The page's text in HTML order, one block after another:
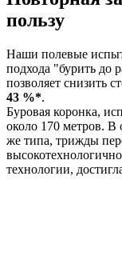
пользу
Наши полевые
подхода "бурить до
позволяет снизить
43 %*.
Буровая коронка,
около 170 метров. В
же типа, трижды
технологии,